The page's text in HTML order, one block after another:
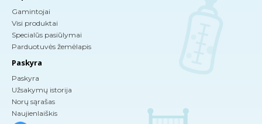
Gamintojai
Visi produktai
Specialūs pasiūlymai
Parduotuvės žemėlapis
Paskyra
Paskyra
Užsakymų istorija
Norų sąrašas
Naujienlaiškis